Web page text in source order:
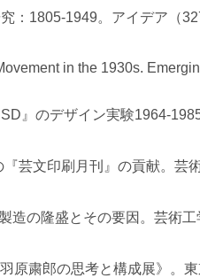
：1805-1949。アイデア（
in the 1930s.
』のデザイン実験1964-
芸文印刷月刊』の貢献。芸
造の隆盛とその要因。芸術工
粛郎の思考と構成展》。東